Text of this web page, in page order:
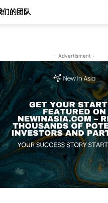
们的团队
- Advertisment -